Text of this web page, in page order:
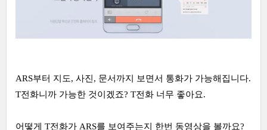
ARS부터 지도, 사진, 문서까지 보면서 통화가 가능해집니다.
T전화니까 가능한 것이겠죠? T전화 너무 좋아요.
어떻게 T전화가 ARS를 보여주는지 한번 동영상을 볼까요?